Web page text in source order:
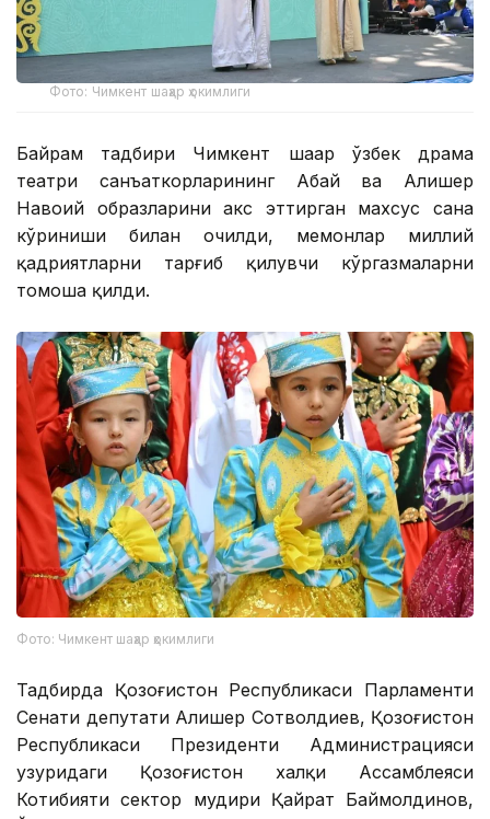
Фото: Чимкент шаҳар ҳокимлиги
Байрам тадбири Чимкент шаҳар ўзбек драма
театри санъаткорларининг Абай ва Алишер
Навоий образларини акс эттирган махсус саҳна
кўриниши билан очилди, меҳмонлар миллий
қадриятларни тарғиб қилувчи кўргазмаларни
томоша қилди.
Фото: Чимкент шаҳар ҳокимлиги
Тадбирда Қозоғистон Республикаси Парламенти
Сенати депутати Алишер Сотволдиев, Қозоғистон
Республикаси Президенти Администрацияси
ҳузуридаги Қозоғистон халқи Ассамблеяси
Котибияти сектор мудири Қайрат Баймолдинов,